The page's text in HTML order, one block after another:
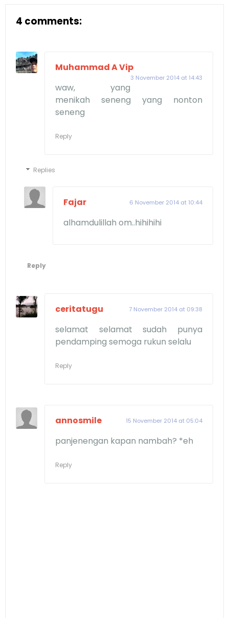
4 comments:
Muhammad A Vip
3 November 2014 at 14:43
waw, yang
menikah seneng yang nonton
seneng
Reply
Replies
Fajar 6 November 2014 at 10:44
alhamdulillah om..hihihihi
Reply
ceritatugu 7 November 2014 at 09:38
selamat selamat sudah punya
pendamping semoga rukun selalu
Reply
annosmile 15 November 2014 at 05:04
panjenengan kapan nambah? *eh
Reply